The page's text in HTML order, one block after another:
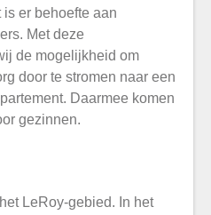
er behoefte aan
Met deze
de mogelijkheid om
door te stromen naar een
Daarmee komen
gezinnen.
LeRoy-gebied. In het